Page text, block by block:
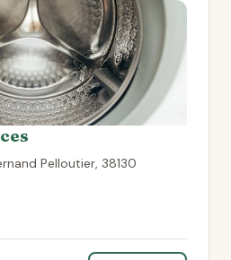
Pelloutier, 38130